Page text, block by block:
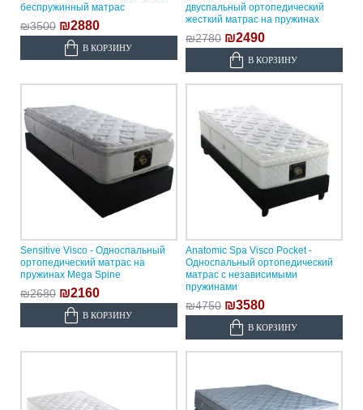
беспружинный матрас
₪3500 ₪2880
В КОРЗИНУ
двуспальный ортопедический
жесткий матрас на пружинах
₪2780 ₪2490
В КОРЗИНУ
Sensitive Visco - Односпальный
ортопедический матрас на
пружинах Mega Spine
₪2680 ₪2160
В КОРЗИНУ
Anatomic Spa Visco Pocket -
Односпальный ортопедический
матрас с независимыми
пружинами
₪4750 ₪3580
В КОРЗИНУ